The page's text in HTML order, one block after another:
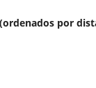
por